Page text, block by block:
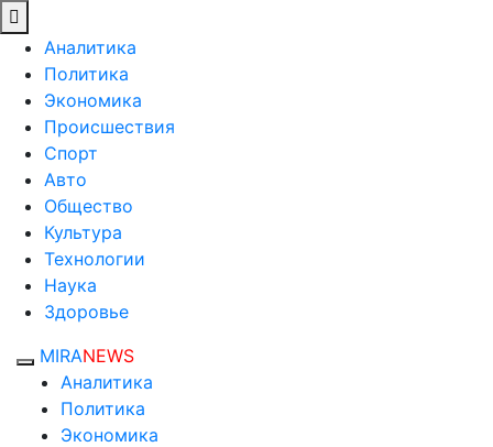
Аналитика
Политика
Экономика
Происшествия
Спорт
Авто
Общество
Культура
Технологии
Наука
Здоровье
MIRANEWS
Аналитика
Политика
Экономика